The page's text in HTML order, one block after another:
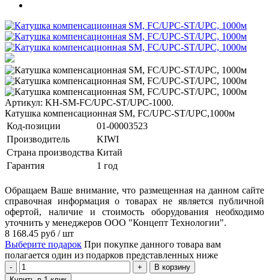
Артикул: KН-SM-FC/UPC-ST/UPC-1000.
Катушка компенсационная SM, FC/UPC-ST/UPC,1000м
Код-позиции
01-00003523
Производитель
KIWI
Страна производства Китай
Гарантия
1 год
Обращаем Ваше внимание, что размещенная на данном сайте
справочная информация о товарах не является публичной
офертой, наличие и стоимость оборудования необходимо
уточнить у менеджеров ООО "Концепт Технологии".
8 168.45 руб / шт
Выберите подарок При покупке данного товара вам
полагается один из подарков представленных ниже
В корзину